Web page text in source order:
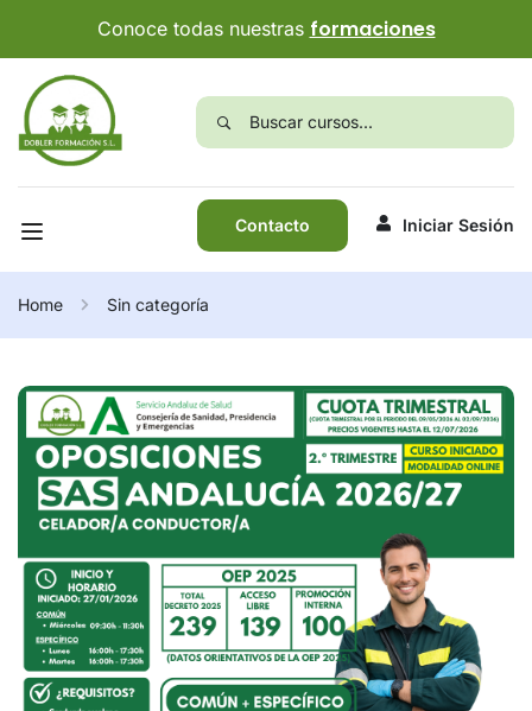
Conoce todas nuestras formaciones
Contacto Iniciar Sesión
Home Sin categoría